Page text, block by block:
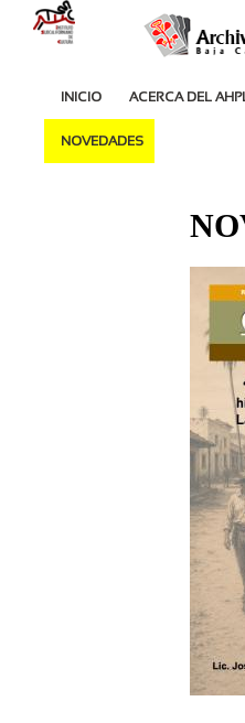
INICIO ACERCA DEL
NOVEDADES